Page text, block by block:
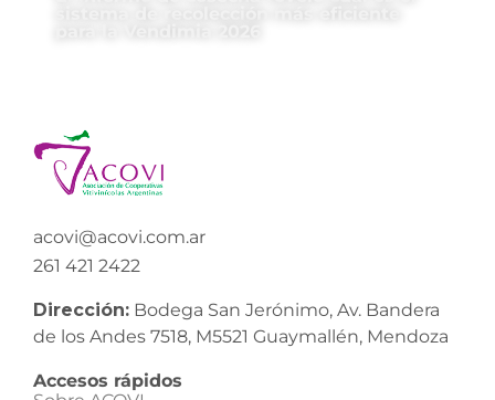
acovi@acovi.com.ar
261 421 2422
Dirección: Bodega San Jerónimo, Av. Bandera
de los Andes 7518, M5521 Guaymallén, Mendoza
Accesos rápidos